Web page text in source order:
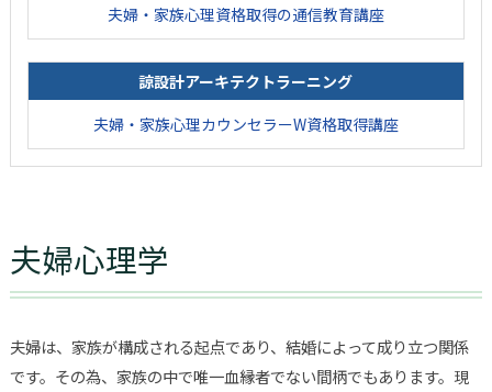
夫婦・家族心理資格取得の通信教育講座
諒設計アーキテクトラーニング
夫婦・家族心理カウンセラーW資格取得講座
夫婦心理学
夫婦は、家族が構成される起点であり、結婚によって成り立つ関係
です。その為、家族の中で唯一血縁者でない間柄でもあります。現